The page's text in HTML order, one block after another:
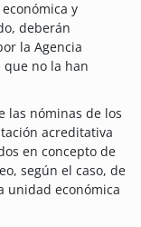
y
deberán
la Agencia
no la han
las nóminas de los
acreditativa
en concepto de
según el caso, de
unidad económica